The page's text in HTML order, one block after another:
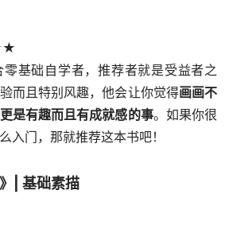
基础自学者，推荐者就是受益者之
而且特别风趣，他会让你觉得画画不
是有趣而且有成就感的事。如果你很
入门，那就推荐这本书吧！
| 基础素描